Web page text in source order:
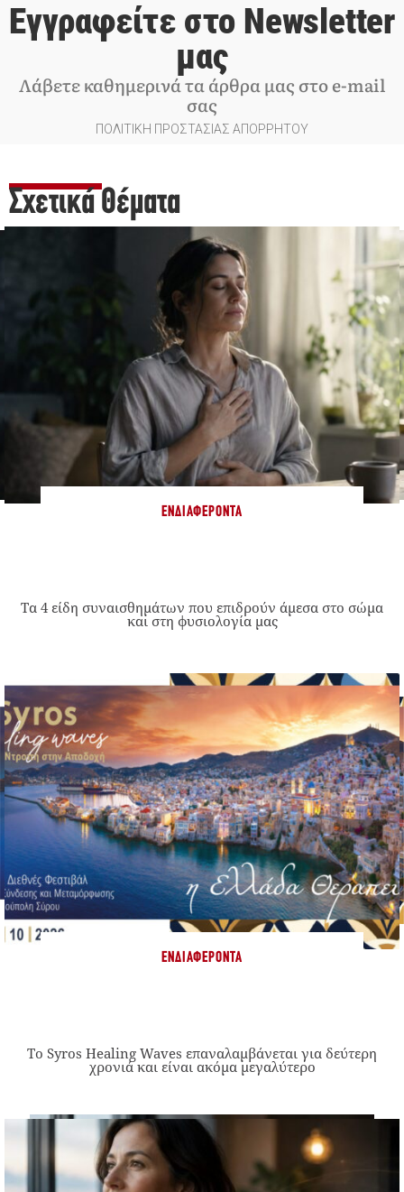
Εγγραφείτε στο Newsletter
μας
Λάβετε καθημερινά τα άρθρα μας στο e-mail
σας
ΠΟΛΙΤΙΚΗ ΠΡΟΣΤΑΣΙΑΣ ΑΠΟΡΡΗΤΟΥ
Σχετικά Θέματα
ΕΝΔΙΑΦΈΡΟΝΤΑ
Τα 4 είδη συναισθημάτων που επιδρούν άμεσα στο σώμα
και στη φυσιολογία μας
ΕΝΔΙΑΦΈΡΟΝΤΑ
Το Syros Healing Waves επαναλαμβάνεται για δεύτερη
χρονιά και είναι ακόμα μεγαλύτερο